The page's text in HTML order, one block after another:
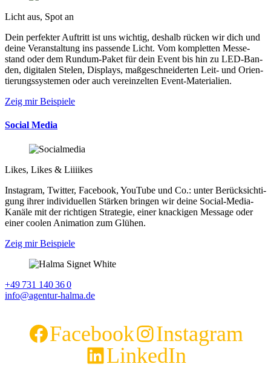
Licht aus, Spot an
Dein per­fek­ter Auf­tritt ist uns wich­tig, des­halb rücken wir dich und
deine Ver­an­stal­tung ins pas­sen­de Licht. Vom kom­plet­ten Mes­se­
stand oder dem Rund­um-Paket für dein Event bis hin zu LED-Ban­
den, di­gi­ta­len Ste­len, Dis­plays, maß­ge­schnei­der­ten Leit- und Orien­
tie­rungs­sys­te­men oder auch ver­ein­zel­ten Event-Mate­ria­lien.
Zeig mir Beispiele
Social Media
Likes, Likes & Liiiikes
Insta­gram, Twit­ter, Face­book, YouTube und Co.: unter Be­rück­sich­ti­
gung ihrer indi­vi­du­ellen Stär­ken brin­gen wir deine Social-Media-
Kanäle mit der rich­ti­gen Stra­te­gie, einer kna­cki­gen Mes­sage oder
einer coo­len Ani­ma­tion zum Glü­hen.
Zeig mir Beispiele
+49 731 140 36 0
info@agentur-halma.de
Facebook
Instagram
LinkedIn